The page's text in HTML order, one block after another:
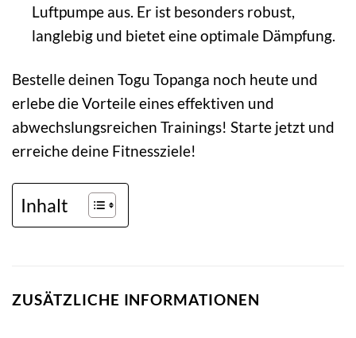
Luftpumpe aus. Er ist besonders robust,
langlebig und bietet eine optimale Dämpfung.
Bestelle deinen Togu Topanga noch heute und
erlebe die Vorteile eines effektiven und
abwechslungsreichen Trainings! Starte jetzt und
erreiche deine Fitnessziele!
Inhalt
ZUSÄTZLICHE INFORMATIONEN